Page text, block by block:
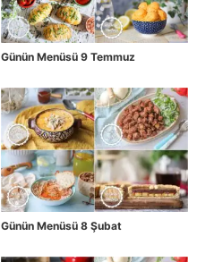
Günün Menüsü 9 Temmuz
Günün Menüsü 8 Şubat